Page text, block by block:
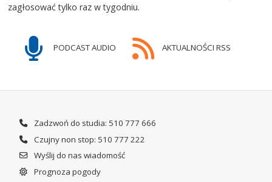
zagłosować tylko raz w tygodniu.
PODCAST AUDIO AKTUALNOŚCI RSS
Zadzwoń do studia: 510 777 666
Czujny non stop: 510 777 222
Wyślij do nas wiadomość
Prognoza pogody